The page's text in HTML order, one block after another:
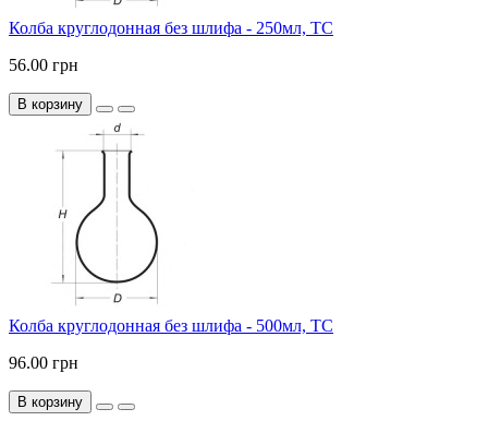
Колба круглодонная без шлифа - 250мл, ТС
56.00 грн
В корзину
Колба круглодонная без шлифа - 500мл, ТС
96.00 грн
В корзину